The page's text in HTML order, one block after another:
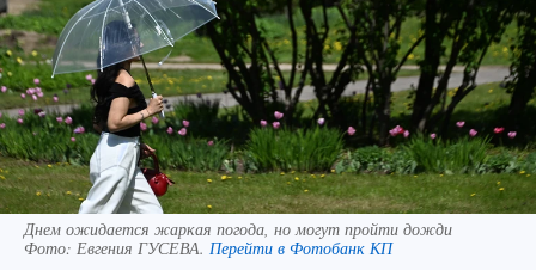
Днем ожидается жаркая погода, но могут пройти дожди
Фото: Евгения ГУСЕВА. Перейти в Фотобанк КП